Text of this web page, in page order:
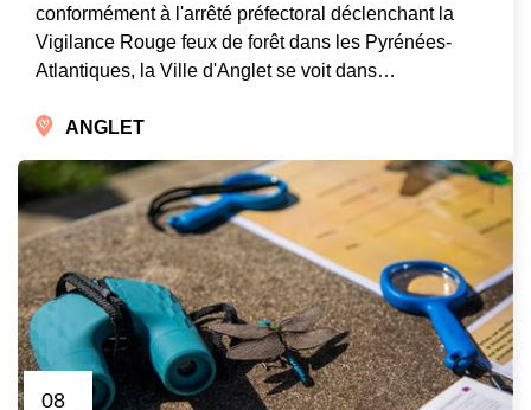
conformément à l'arrêté préfectoral déclenchant la
Vigilance Rouge feux de forêt dans les Pyrénées-
Atlantiques, la Ville d'Anglet se voit dans…
ANGLET
08